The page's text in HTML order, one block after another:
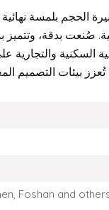
الحجم بلمسة
بدقة، وتتميز
السكنية
بيئات التصميم
Foshan and